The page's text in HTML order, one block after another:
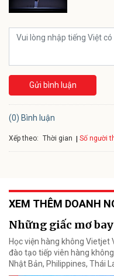
Gửi bình luận
(0) Bình luận
Xếp theo: Thời gian Số người
XEM THÊM DOANH
Những giấc mơ
Học viện hàng không
đào tạo tiếp viên hàng
Nhật Bản, Philippines, Thái